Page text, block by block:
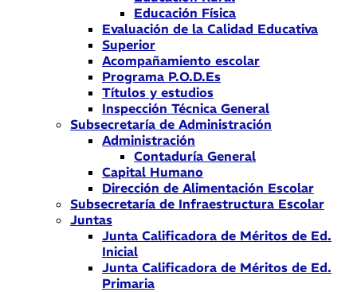
Educación Física
Evaluación de la Calidad Educativa
Superior
Acompañamiento escolar
Programa P.O.D.Es
Títulos y estudios
Inspección Técnica General
Subsecretaría de Administración
Administración
Contaduría General
Capital Humano
Dirección de Alimentación Escolar
Subsecretaría de Infraestructura Escolar
Juntas
Junta Calificadora de Méritos de Ed.
Inicial
Junta Calificadora de Méritos de Ed.
Primaria